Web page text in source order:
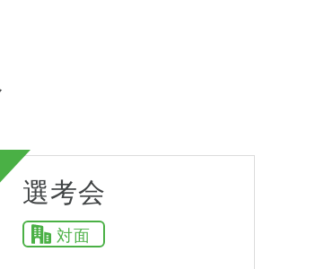
選考会
対面